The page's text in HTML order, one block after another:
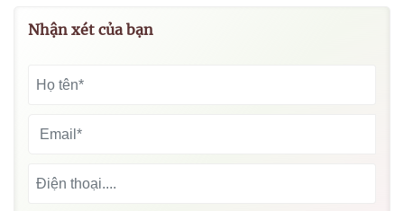
Nhận xét của bạn